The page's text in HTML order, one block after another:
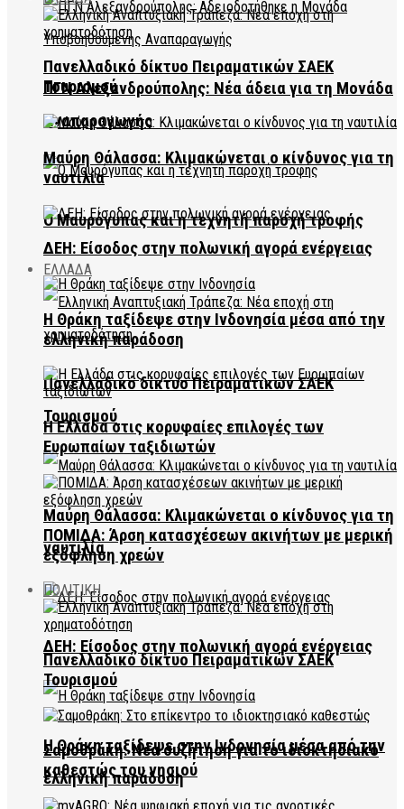
ΠΓΝ Αλεξανδρούπολης: Νέα άδεια για τη Μονάδα
Αναπαραγωγής
Ο Μαυρόγυπας και η τεχνητή παροχή τροφής
ΕΛΛΑΔΑ
Πανελλαδικό δίκτυο Πειραματικών ΣΑΕΚ
Τουρισμού
Μαύρη Θάλασσα: Κλιμακώνεται ο κίνδυνος για τη
ναυτιλία
ΔΕΗ: Είσοδος στην πολωνική αγορά ενέργειας
Η Θράκη ταξίδεψε στην Ινδονησία μέσα από την
ελληνική παράδοση
Πανελλαδικό δίκτυο Πειραματικών ΣΑΕΚ
Τουρισμού
Μαύρη Θάλασσα: Κλιμακώνεται ο κίνδυνος για τη
ναυτιλία
ΔΕΗ: Είσοδος στην πολωνική αγορά ενέργειας
Η Θράκη ταξίδεψε στην Ινδονησία μέσα από την
ελληνική παράδοση
Η Ελλάδα στις κορυφαίες επιλογές των
Ευρωπαίων ταξιδιωτών
ΠΟΜΙΔΑ: Άρση κατασχέσεων ακινήτων με μερική
εξόφληση χρεών
ΠΟΛΙΤΙΚΗ
Πανελλαδικό δίκτυο Πειραματικών ΣΑΕΚ
Τουρισμού
Σαμοθράκη: Νέα συζήτηση για το ιδιοκτησιακό
καθεστώς του νησιού